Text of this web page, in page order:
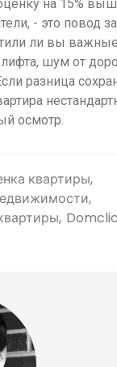
на 15%
- это повод
ли вы
шум от
разница
осмотр.
квартиры